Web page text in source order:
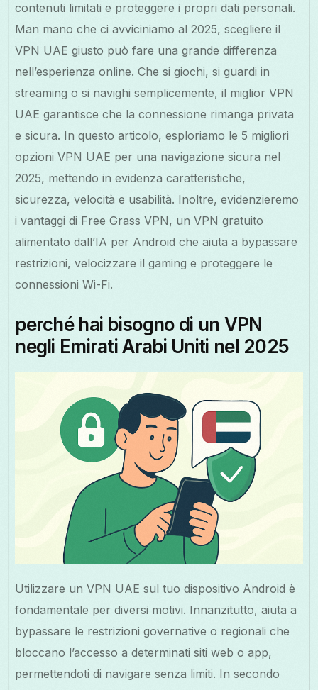
contenuti limitati e proteggere i propri dati personali.
Man mano che ci avviciniamo al 2025, scegliere il
VPN UAE giusto può fare una grande differenza
nell’esperienza online. Che si giochi, si guardi in
streaming o si navighi semplicemente, il miglior VPN
UAE garantisce che la connessione rimanga privata
e sicura. In questo articolo, esploriamo le 5 migliori
opzioni VPN UAE per una navigazione sicura nel
2025, mettendo in evidenza caratteristiche,
sicurezza, velocità e usabilità. Inoltre, evidenzieremo
i vantaggi di Free Grass VPN, un VPN gratuito
alimentato dall’IA per Android che aiuta a bypassare
restrizioni, velocizzare il gaming e proteggere le
connessioni Wi-Fi.
perché hai bisogno di un VPN
negli Emirati Arabi Uniti nel 2025
Utilizzare un VPN UAE sul tuo dispositivo Android è
fondamentale per diversi motivi. Innanzitutto, aiuta a
bypassare le restrizioni governative o regionali che
bloccano l’accesso a determinati siti web o app,
permettendoti di navigare senza limiti. In secondo